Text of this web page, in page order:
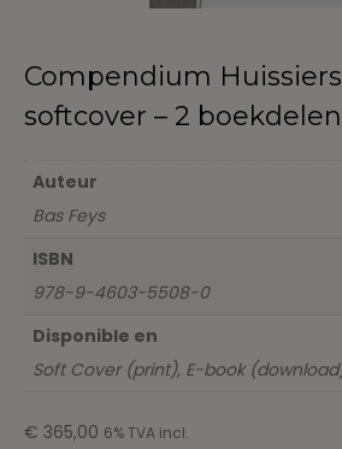
Compendium Huissiers
softcover – 2
Auteur
Bas Feys
ISBN
978-9-4603-5508-0
Disponible en
Soft Cover (print), E-book
€ 365,00 6% TVA incl.